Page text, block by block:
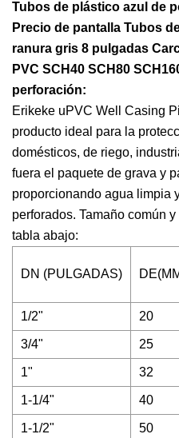
Tubos de plástico azul de
Precio de pantalla Tubos
ranura gris 8 pulgadas
PVC SCH40 SCH80
perforación:
Erikeke uPVC Well Casing
producto ideal para la
domésticos, de riego,
fuera el paquete de grava y
proporcionando agua limpia
perforados. Tamaño común
tabla abajo:
DN (PULGADAS)
1/2" 20
3/4" 25
1" 32
1-1/4" 40
1-1/2" 50